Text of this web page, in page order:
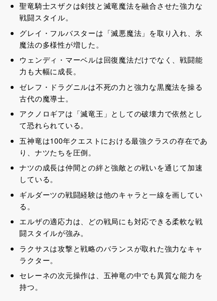
聖竜騎士スザクは剣技と滅竜魔法を融合させた強力な
戦闘スタイル。
グレイ・フルバスターは「滅悪魔法」を取り入れ、氷
魔法の多様性が増した。
ウェンディ・マーベルは回復魔法だけでなく、戦闘能
力も大幅に成長。
ゼレフ・ドラグニルは不死の力と強力な黒魔法を操る
古代の魔導士。
アクノロギアは「滅竜王」としての破壊力で依然とし
て恐れられている。
五神竜は100年クエストにおける最強クラスの存在であ
り、ナツたちを圧倒。
ナツの成長は仲間との絆と強敵との戦いを通じて加速
している。
ギルダーツの戦闘経験は他のキャラと一線を画してい
る。
エルザの適応力は、どの戦局にも対応できる柔軟な戦
闘スタイルが強み。
ラクサスは攻撃と戦略のバランスが取れた強力なキャ
ラクター。
セレーネの次元操作は、五神竜の中でも異質な能力を
持つ。